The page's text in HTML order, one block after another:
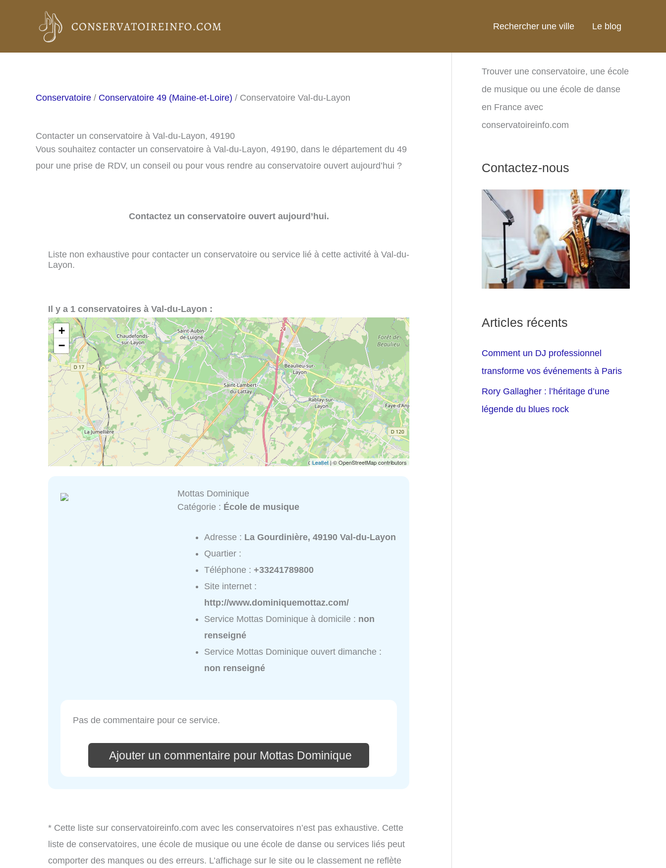
Rechercher une ville Le blog
Conservatoire / Conservatoire 49 (Maine-et-Loire) / Conservatoire Val-du-Layon
Contacter un conservatoire à Val-du-Layon, 49190
Vous souhaitez contacter un conservatoire à Val-du-Layon, 49190, dans le département du 49
pour une prise de RDV, un conseil ou pour vous rendre au conservatoire ouvert aujourd’hui ?
Contactez un conservatoire ouvert aujourd’hui.
Liste non exhaustive pour contacter un conservatoire ou service lié à cette activité à Val-du-
Layon.
Il y a 1 conservatoires à Val-du-Layon :
+
−
Leaflet| © OpenStreetMap contributors
Mottas Dominique
Catégorie : École de musique
Adresse : La Gourdinière, 49190 Val-du-Layon
Quartier :
Téléphone :+33241789800
Site internet :
http://www.dominiquemottaz.com/
Service Mottas Dominique à domicile : non
renseigné
Service Mottas Dominique ouvert dimanche :
non renseigné
Pas de commentaire pour ce service.
Ajouter un commentaire pour Mottas Dominique
* Cette liste sur conservatoireinfo.com avec les conservatoires n’est pas exhaustive. Cette
liste de conservatoires, une école de musique ou une école de danse ou services liés peut
comporter des manques ou des erreurs. L’affichage sur le site ou le classement ne reflète
Trouver une conservatoire, une école
de musique ou une école de danse
en France avec
conservatoireinfo.com
Contactez-nous
Articles récents
Comment un DJ professionnel
transforme vos événements à Paris
Rory Gallagher : l’héritage d’une
légende du blues rock